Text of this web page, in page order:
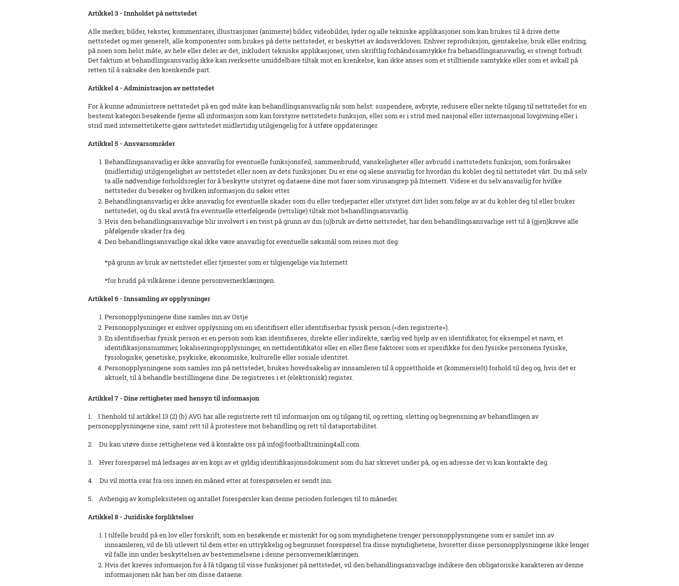
Artikkel 3 - Innholdet på nettstedet
Alle merker, bilder, tekster, kommentarer, illustrasjoner (animerte) bilder, videobilder, lyder og alle tekniske applikasjoner som kan brukes til å drive dette
nettstedet og mer generelt, alle komponenter som brukes på dette nettstedet, er beskyttet av åndsverkloven. Enhver reproduksjon, gjentakelse, bruk eller endring,
på noen som helst måte, av hele eller deler av det, inkludert tekniske applikasjoner, uten skriftlig forhåndssamtykke fra behandlingsansvarlig, er strengt forbudt.
Det faktum at behandlingsansvarlig ikke kan iverksette umiddelbare tiltak mot en krenkelse, kan ikke anses som et stilltiende samtykke eller som et avkall på
retten til å saksøke den krenkende part.
Artikkel 4 - Administrasjon av nettstedet
For å kunne administrere nettstedet på en god måte kan behandlingsansvarlig når som helst: suspendere, avbryte, redusere eller nekte tilgang til nettstedet for en
bestemt kategori besøkende fjerne all informasjon som kan forstyrre nettstedets funksjon, eller som er i strid med nasjonal eller internasjonal lovgivning eller i
strid med internettetikette gjøre nettstedet midlertidig utilgjengelig for å utføre oppdateringer.
Artikkel 5 - Ansvarsområder
Behandlingsansvarlig er ikke ansvarlig for eventuelle funksjonsfeil, sammenbrudd, vanskeligheter eller avbrudd i nettstedets funksjon, som forårsaker
(midlertidig) utilgjengelighet av nettstedet eller noen av dets funksjoner. Du er ene og alene ansvarlig for hvordan du kobler deg til nettstedet vårt. Du må selv
ta alle nødvendige forholdsregler for å beskytte utstyret og dataene dine mot farer som virusangrep på Internett. Videre er du selv ansvarlig for hvilke
nettsteder du besøker og hvilken informasjon du søker etter.
Behandlingsansvarlig er ikke ansvarlig for eventuelle skader som du eller tredjeparter eller utstyret ditt lider som følge av at du kobler deg til eller bruker
nettstedet, og du skal avstå fra eventuelle etterfølgende (rettslige) tiltak mot behandlingsansvarlig.
Hvis den behandlingsansvarlige blir involvert i en tvist på grunn av din (u)bruk av dette nettstedet, har den behandlingsansvarlige rett til å (gjen)kreve alle
påfølgende skader fra deg.
Den behandlingsansvarlige skal ikke være ansvarlig for eventuelle søksmål som reises mot deg:
*på grunn av bruk av nettstedet eller tjenester som er tilgjengelige via Internett
*for brudd på vilkårene i denne personvernerklæringen.
Artikkel 6 - Innsamling av opplysninger
Personopplysningene dine samles inn av Ostje
Personopplysninger er enhver opplysning om en identifisert eller identifiserbar fysisk person («den registrerte»).
En identifiserbar fysisk person er en person som kan identifiseres, direkte eller indirekte, særlig ved hjelp av en identifikator, for eksempel et navn, et
identifikasjonsnummer, lokaliseringsopplysninger, en nettidentifikator eller en eller flere faktorer som er spesifikke for den fysiske personens fysiske,
fysiologiske, genetiske, psykiske, økonomiske, kulturelle eller sosiale identitet.
Personopplysningene som samles inn på nettstedet, brukes hovedsakelig av innsamleren til å opprettholde et (kommersielt) forhold til deg og, hvis det er
aktuelt, til å behandle bestillingene dine. De registreres i et (elektronisk) register.
Artikkel 7 - Dine rettigheter med hensyn til informasjon
1. I henhold til artikkel 13 (2) (b) AVG har alle registrerte rett til informasjon om og tilgang til, og retting, sletting og begrensning av behandlingen av
personopplysningene sine, samt rett til å protestere mot behandling og rett til dataportabilitet.
2. Du kan utøve disse rettighetene ved å kontakte oss på info@footballtraining4all.com.
3. Hver forespørsel må ledsages av en kopi av et gyldig identifikasjonsdokument som du har skrevet under på, og en adresse der vi kan kontakte deg.
4. Du vil motta svar fra oss innen én måned etter at forespørselen er sendt inn.
5. Avhengig av kompleksiteten og antallet forespørsler kan denne perioden forlenges til to måneder.
Artikkel 8 - Juridiske forpliktelser
I tilfelle brudd på en lov eller forskrift, som en besøkende er mistenkt for og som myndighetene trenger personopplysningene som er samlet inn av
innsamleren, vil de bli utlevert til dem etter en uttrykkelig og begrunnet forespørsel fra disse myndighetene, hvoretter disse personopplysningene ikke lenger
vil falle inn under beskyttelsen av bestemmelsene i denne personvernerklæringen.
Hvis det kreves informasjon for å få tilgang til visse funksjoner på nettstedet, vil den behandlingsansvarlige indikere den obligatoriske karakteren av denne
informasjonen når han ber om disse dataene.